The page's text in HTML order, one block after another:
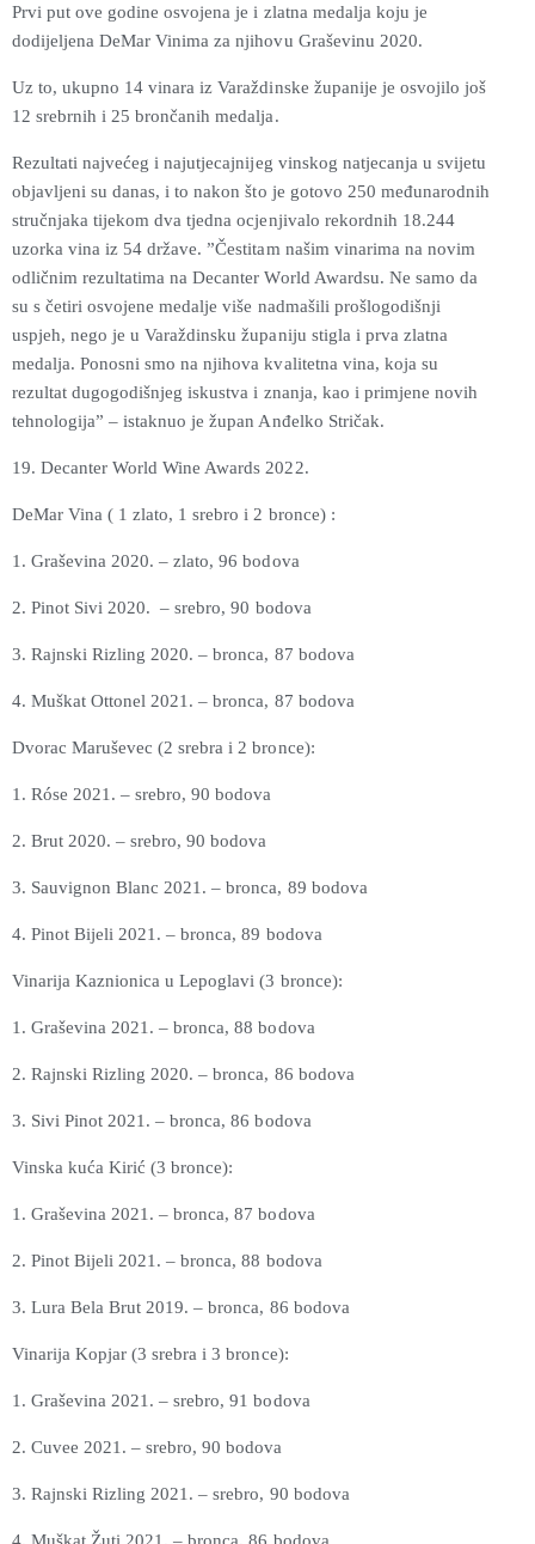
Prvi put ove godine osvojena je i zlatna medalja koju je
dodijeljena DeMar Vinima za njihovu Graševinu 2020.
Uz to, ukupno 14 vinara iz Varaždinske županije je osvojilo još
12 srebrnih i 25 brončanih medalja.
Rezultati najvećeg i najutjecajnijeg vinskog natjecanja u svijetu
objavljeni su danas, i to nakon što je gotovo 250 međunarodnih
stručnjaka tijekom dva tjedna ocjenjivalo rekordnih 18.244
uzorka vina iz 54 države. ”Čestitam našim vinarima na novim
odličnim rezultatima na Decanter World Awardsu. Ne samo da
su s četiri osvojene medalje više nadmašili prošlogodišnji
uspjeh, nego je u Varaždinsku županiju stigla i prva zlatna
medalja. Ponosni smo na njihova kvalitetna vina, koja su
rezultat dugogodišnjeg iskustva i znanja, kao i primjene novih
tehnologija” – istaknuo je župan Anđelko Stričak.
19. Decanter World Wine Awards 2022.
DeMar Vina ( 1 zlato, 1 srebro i 2 bronce) :
1. Graševina 2020. – zlato, 96 bodova
2. Pinot Sivi 2020. – srebro, 90 bodova
3. Rajnski Rizling 2020. – bronca, 87 bodova
4. Muškat Ottonel 2021. – bronca, 87 bodova
Dvorac Maruševec (2 srebra i 2 bronce):
1. Róse 2021. – srebro, 90 bodova
2. Brut 2020. – srebro, 90 bodova
3. Sauvignon Blanc 2021. – bronca, 89 bodova
4. Pinot Bijeli 2021. – bronca, 89 bodova
Vinarija Kaznionica u Lepoglavi (3 bronce):
1. Graševina 2021. – bronca, 88 bodova
2. Rajnski Rizling 2020. – bronca, 86 bodova
3. Sivi Pinot 2021. – bronca, 86 bodova
Vinska kuća Kirić (3 bronce):
1. Graševina 2021. – bronca, 87 bodova
2. Pinot Bijeli 2021. – bronca, 88 bodova
3. Lura Bela Brut 2019. – bronca, 86 bodova
Vinarija Kopjar (3 srebra i 3 bronce):
1. Graševina 2021. – srebro, 91 bodova
2. Cuvee 2021. – srebro, 90 bodova
3. Rajnski Rizling 2021. – srebro, 90 bodova